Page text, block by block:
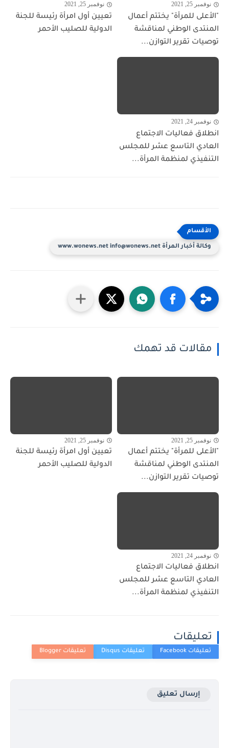
نوفمبر 25, 2021
"الأعلى للمرأة" يختتم أعمال
المنتدى الوطني لمناقشة
توصيات تقرير التوازن...
نوفمبر 25, 2021
تعيين أول امرأة رئيسة للجنة
الدولية للصليب الأحمر
نوفمبر 24, 2021
انطلاق فعاليات الاجتماع
العادي التاسع عشر للمجلس
التنفيذي لمنظمة المرأة...
وكالة أخبار المرأة www.wonews.net info@wonews.net
مقالات قد تهمك
نوفمبر 25, 2021
"الأعلى للمرأة" يختتم أعمال
المنتدى الوطني لمناقشة
توصيات تقرير التوازن...
نوفمبر 25, 2021
تعيين أول امرأة رئيسة للجنة
الدولية للصليب الأحمر
نوفمبر 24, 2021
انطلاق فعاليات الاجتماع
العادي التاسع عشر للمجلس
التنفيذي لمنظمة المرأة...
تعليقات
إرسال تعليق